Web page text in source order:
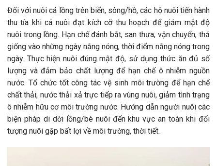
Đối với nuôi cá lồng trên biển, sông/hồ, các hộ nuôi tiến hành
thu tỉa khi cá nuôi đạt kích cỡ thu hoạch để giảm mật độ
nuôi trong lồng. Hạn chế đánh bắt, san thưa, vận chuyển, thả
giống vào những ngày nắng nóng, thời điểm nắng nóng trong
ngày. Thực hiện nuôi đúng mật độ, sử dụng thức ăn đủ số
lượng và đảm bảo chất lượng để hạn chế ô nhiễm nguồn
nước. Tổ chức tốt công tác vệ sinh môi trường để hạn chế
chất thải, nước thải xả trực tiếp ra vùng nuôi, giảm tình trạng
ô nhiễm hữu cơ môi trường nước. Hướng dẫn người nuôi các
biện pháp di dời lồng/bè nuôi đến khu vực an toàn khi đối
tượng nuôi gặp bất lợi về môi trường, thời tiết.